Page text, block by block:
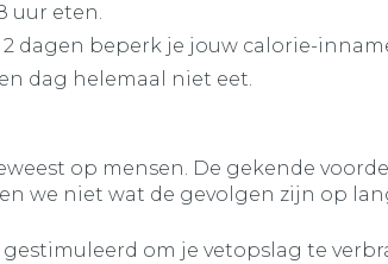
uur eten.
dagen beperk je jouw calorie-
dag helemaal niet eet.
op mensen. De gekende
we niet wat de gevolgen zijn op
om je vetopslag te